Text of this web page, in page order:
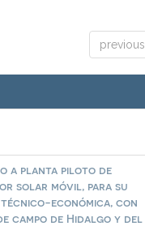
previous
a planta piloto de
solar móvil, para su
económica, con
campo de Hidalgo y del